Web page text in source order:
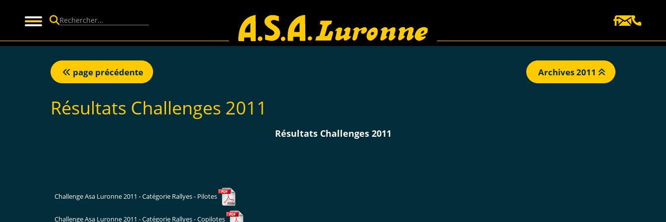
page précédente Archives 2011
Résultats Challenges 2011
Résultats Challenges 2011
Challenge Asa Luronne 2011 - Catégorie Rallyes - Pilotes
Challenge Asa Luronne 2011 - Catégorie Rallyes - Copilotes